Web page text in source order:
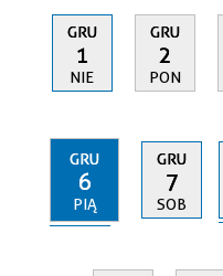
GRU
1
NIE
GRU
2
PON
GRU
6
PIĄ
GRU
7
SOB